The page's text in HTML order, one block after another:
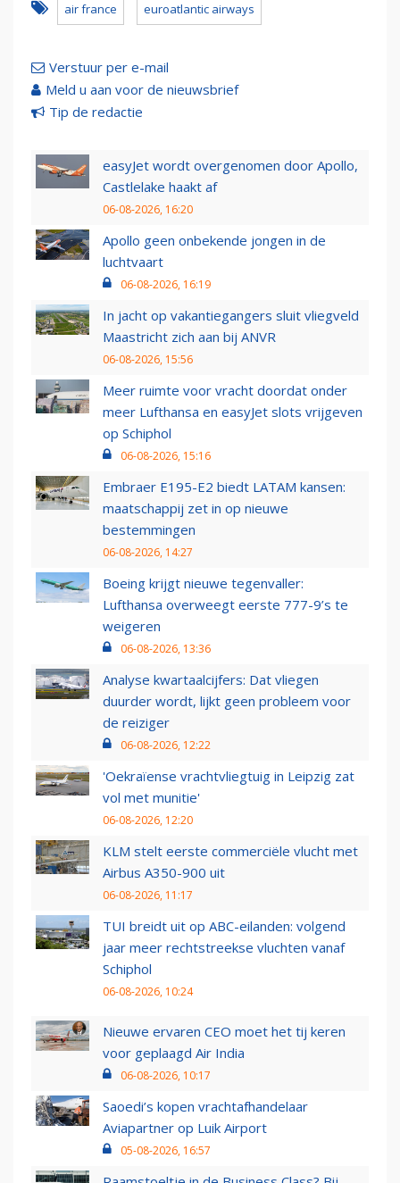
air france euroatlantic airways
Verstuur per e-mail
Meld u aan voor de nieuwsbrief
Tip de redactie
easyJet wordt overgenomen door Apollo,
Castlelake haakt af
06-08-2026, 16:20
Apollo geen onbekende jongen in de
luchtvaart
06-08-2026, 16:19
In jacht op vakantiegangers sluit vliegveld
Maastricht zich aan bij ANVR
06-08-2026, 15:56
Meer ruimte voor vracht doordat onder
meer Lufthansa en easyJet slots vrijgeven
op Schiphol
06-08-2026, 15:16
Embraer E195-E2 biedt LATAM kansen:
maatschappij zet in op nieuwe
bestemmingen
06-08-2026, 14:27
Boeing krijgt nieuwe tegenvaller:
Lufthansa overweegt eerste 777-9’s te
weigeren
06-08-2026, 13:36
Analyse kwartaalcijfers: Dat vliegen
duurder wordt, lijkt geen probleem voor
de reiziger
06-08-2026, 12:22
'Oekraïense vrachtvliegtuig in Leipzig zat
vol met munitie'
06-08-2026, 12:20
KLM stelt eerste commerciële vlucht met
Airbus A350-900 uit
06-08-2026, 11:17
TUI breidt uit op ABC-eilanden: volgend
jaar meer rechtstreekse vluchten vanaf
Schiphol
06-08-2026, 10:24
Nieuwe ervaren CEO moet het tij keren
voor geplaagd Air India
06-08-2026, 10:17
Saoedi’s kopen vrachtafhandelaar
Aviapartner op Luik Airport
05-08-2026, 16:57